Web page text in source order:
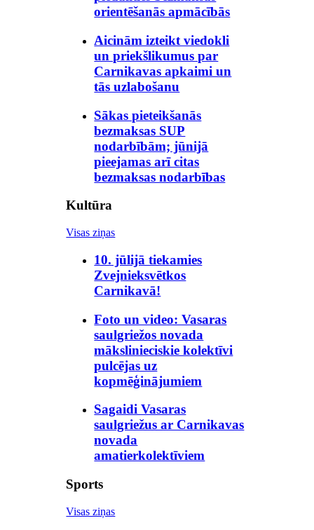
orientēšanās apmācībās
Aicinām izteikt viedokli
un priekšlikumus par
Carnikavas apkaimi un
tās uzlabošanu
Sākas pieteikšanās
bezmaksas SUP
nodarbībām; jūnijā
pieejamas arī citas
bezmaksas nodarbības
Kultūra
Visas ziņas
10. jūlijā tiekamies
Zvejnieksvētkos
Carnikavā!
Foto un video: Vasaras
saulgriežos novada
mākslinieciskie kolektīvi
pulcējas uz
kopmēģinājumiem
Sagaidi Vasaras
saulgriežus ar Carnikavas
novada
amatierkolektīviem
Sports
Visas ziņas